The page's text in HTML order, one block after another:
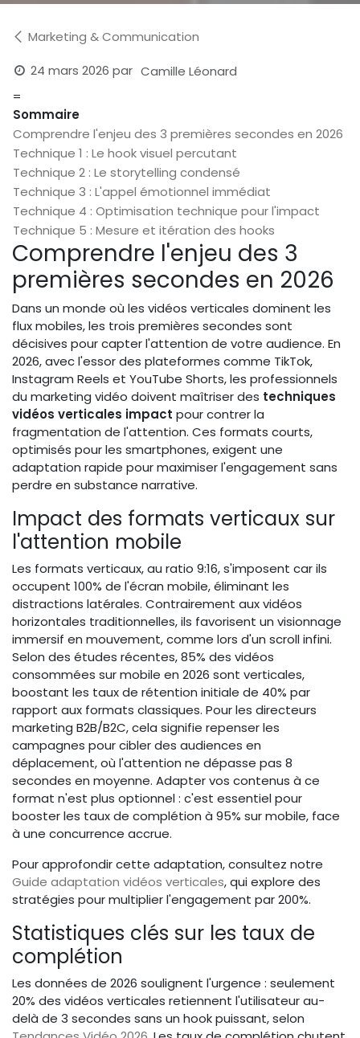
Marketing & Communication
24 mars 2026 par Camille Léonard
=
Sommaire
Comprendre l'enjeu des 3 premières secondes en 2026
Technique 1 : Le hook visuel percutant
Technique 2 : Le storytelling condensé
Technique 3 : L'appel émotionnel immédiat
Technique 4 : Optimisation technique pour l'impact
Technique 5 : Mesure et itération des hooks
Comprendre l'enjeu des 3
premières secondes en 2026
Dans un monde où les vidéos verticales dominent les
flux mobiles, les trois premières secondes sont
décisives pour capter l'attention de votre audience. En
2026, avec l'essor des plateformes comme TikTok,
Instagram Reels et YouTube Shorts, les professionnels
du marketing vidéo doivent maîtriser des techniques
vidéos verticales impact pour contrer la
fragmentation de l'attention. Ces formats courts,
optimisés pour les smartphones, exigent une
adaptation rapide pour maximiser l'engagement sans
perdre en substance narrative.
Impact des formats verticaux sur
l'attention mobile
Les formats verticaux, au ratio 9:16, s'imposent car ils
occupent 100% de l'écran mobile, éliminant les
distractions latérales. Contrairement aux vidéos
horizontales traditionnelles, ils favorisent un visionnage
immersif en mouvement, comme lors d'un scroll infini.
Selon des études récentes, 85% des vidéos
consommées sur mobile en 2026 sont verticales,
boostant les taux de rétention initiale de 40% par
rapport aux formats classiques. Pour les directeurs
marketing B2B/B2C, cela signifie repenser les
campagnes pour cibler des audiences en
déplacement, où l'attention ne dépasse pas 8
secondes en moyenne. Adapter vos contenus à ce
format n'est plus optionnel : c'est essentiel pour
booster les taux de complétion à 95% sur mobile, face
à une concurrence accrue.
Pour approfondir cette adaptation, consultez notre
Guide adaptation vidéos verticales, qui explore des
stratégies pour multiplier l'engagement par 200%.
Statistiques clés sur les taux de
complétion
Les données de 2026 soulignent l'urgence : seulement
20% des vidéos verticales retiennent l'utilisateur au-
delà de 3 secondes sans un hook puissant, selon